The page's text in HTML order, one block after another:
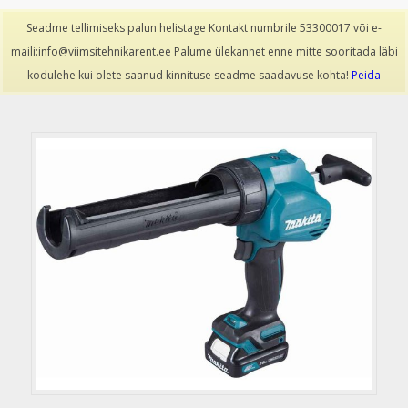
info@viimsitehnikarent.ee|(+372) 53300017
Seadme tellimiseks palun helistage Kontakt numbrile 53300017 või e-
maili:info@viimsitehnikarent.ee Palume ülekannet enne mitte sooritada läbi
kodulehe kui olete saanud kinnituse seadme saadavuse kohta! Peida